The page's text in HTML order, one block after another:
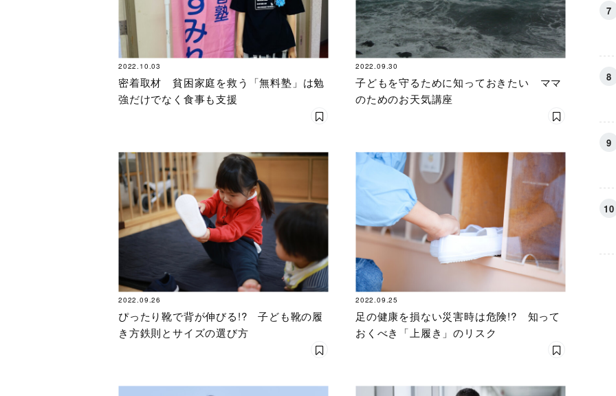
2022.10.03
密着取材 貧困家庭を救う「無料塾」は勉
強だけでなく食事も支援
2022.09.30
子どもを守るために知っておきたい ママ
のためのお天気講座
2022.09.26
ぴったり靴で背が伸びる!? 子ども靴の履
き方鉄則とサイズの選び方
2022.09.25
足の健康を損ない災害時は危険!? 知って
おくべき「上履き」のリスク